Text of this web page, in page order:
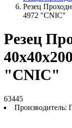
Резец
4972 "CNIC"
Резец
"CNIC"
63445
Производитель: